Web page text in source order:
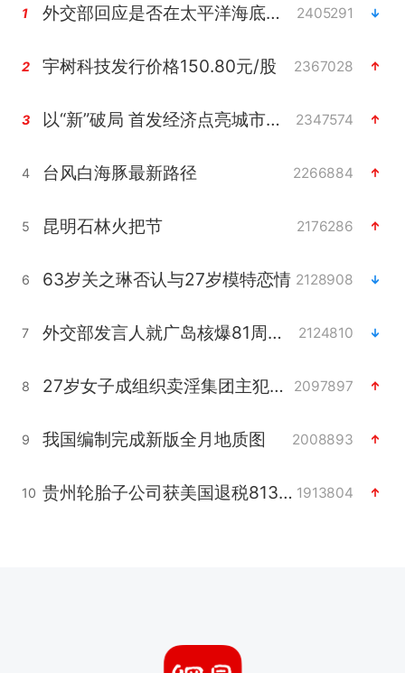
1 外交部回应是否在太平洋海底开采稀土 2405291
2 宇树科技发行价格150.80元/股 2367028
3 以“新”破局 首发经济点亮城市消费活力 2347574
4 台风白海豚最新路径 2266884
5 昆明石林火把节 2176286
6 63岁关之琳否认与27岁模特恋情 2128908
7 外交部发言人就广岛核爆81周年等答记者问 2124810
8 27岁女子成组织卖淫集团主犯被通缉 2097897
9 我国编制完成新版全月地质图 2008893
10 贵州轮胎子公司获美国退税8136万 1913804